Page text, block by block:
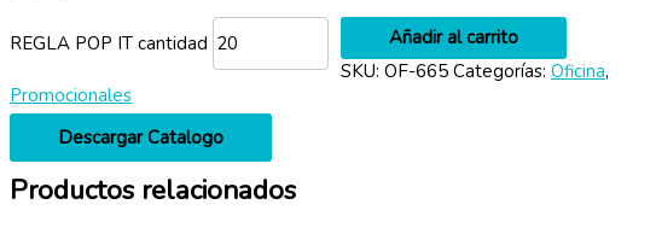
REGLA POP IT cantidad
Añadir al carrito
SKU: OF-665 Categorías: Oficina,
Promocionales
Descargar Catalogo
Productos relacionados